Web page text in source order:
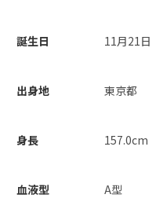
誕生日 11月21日
出身地 東京都
身長 157.0cm
血液型 A型